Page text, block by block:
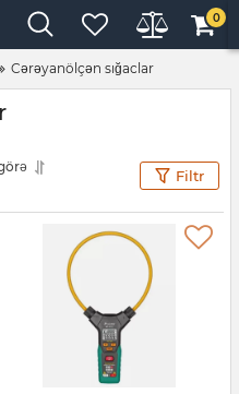
0
Cərəyanölçən sığaclar
Filtr